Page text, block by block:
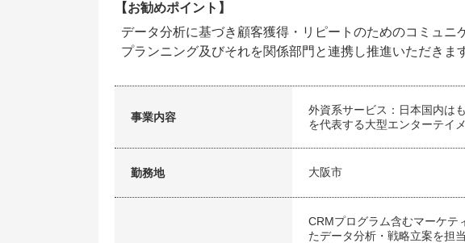
【お勧めポイント】
データ分析に基づき顧客獲得・リピートのためのコミュニ
プランニング及びそれを関係部門と連携し推進いただきま
事業内容
外資系サービス：日本国内は
を代表する大型エンターテイ
勤務地 大阪市
CRMプログラム含むマーケテ
たデータ分析・戦略立案を担